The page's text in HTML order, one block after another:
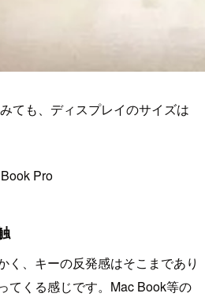
ても、ディスプレイのサイズは
Pro
く、キーの反発感はそこまであり
てくる感じです。Mac Book等の